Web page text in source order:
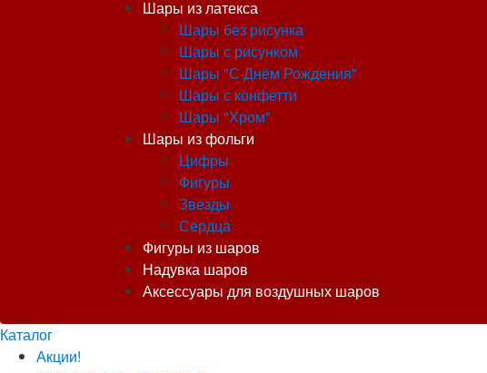
Шары из латекса
Шары без рисунка
Шары с рисунком
Шары "С Днём Рождения"
Шары с конфетти
Шары "Хром"
Шары из фольги
Цифры
Фигуры
Звезды
Сердца
Фигуры из шаров
Надувка шаров
Аксессуары для воздушных шаров
Каталог
Акции!